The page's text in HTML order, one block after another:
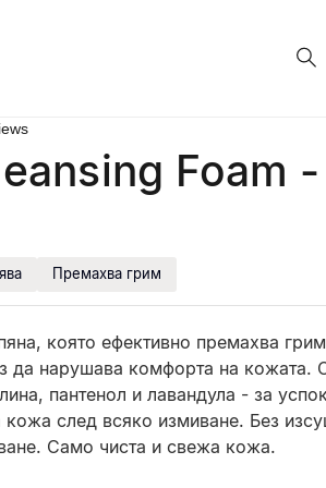
Foam -
Премахва грим
която ефективно премахва
да нарушава комфорта на кожата.
пантенол и лавандула - за
след всяко измиване. Без
Само чиста и свежа кожа.